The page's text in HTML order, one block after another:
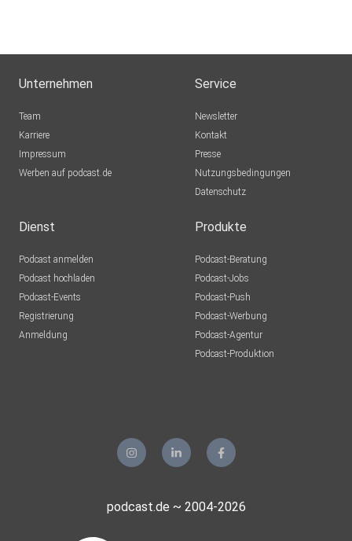
Unternehmen
Team
Karriere
Impressum
Werben auf podcast.de
Service
Newsletter
Kontakt
Presse
Nutzungsbedingungen
Datenschutz
Dienst
Podcast anmelden
Podcast hochladen
Podcast-Events
Registrierung
Anmeldung
Produkte
Podcast-Beratung
Podcast-Jobs
Podcast-Push
Podcast-Werbung
Podcast-Agentur
Podcast-Produktion
podcast.de ~ 2004-2026